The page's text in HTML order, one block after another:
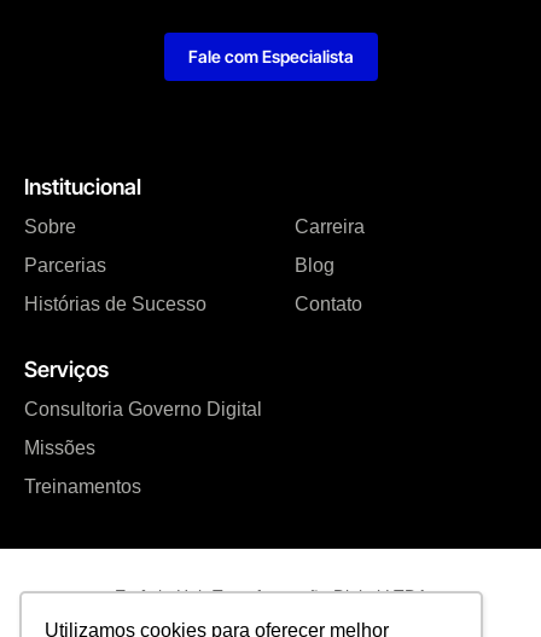
Utilizamos cookies para oferecer melhor
Institucional
Sobre
Parcerias
Histórias de Sucesso
Carreira
Blog
Contato
Serviços
Consultoria Governo Digital
Missões
Treinamentos
Fale com Especialista
Estônia Hub Transformação Digital LTDA